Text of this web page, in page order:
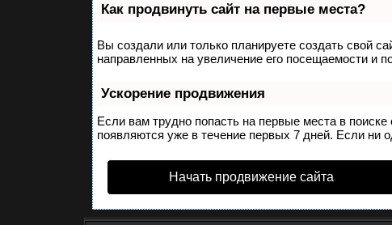
Как продвинуть сайт на первые места?
Вы создали или только планируете создать свой
направленных на увеличение его посещаемости и
Ускорение продвижения
Если вам трудно попасть на первые места в
появляются уже в течение первых 7 дней. Если ни
Начать продвижение сайта